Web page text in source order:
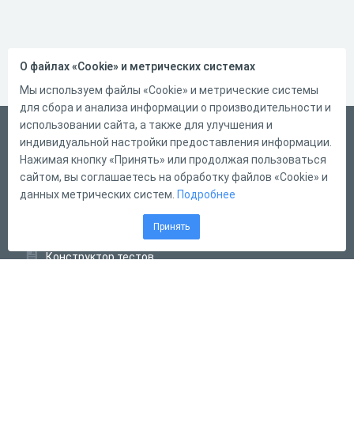
Русский
Справка
Форма обратной связи
Конструктор тестов
О файлах «Cookie» и метрических системах
Мы используем файлы «Cookie» и метрические системы
для сбора и анализа информации о производительности и
использовании сайта, а также для улучшения и
индивидуальной настройки предоставления информации.
Нажимая кнопку «Принять» или продолжая пользоваться
сайтом, вы соглашаетесь на обработку файлов «Cookie» и
данных метрических систем. Подробнее
Принять